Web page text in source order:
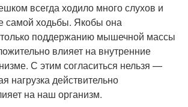
всегда ходило много слухов и
самой ходьбы. Якобы она
только поддержанию мышечной массы
влияет на внутренние
С этим согласиться нельзя —
нагрузка действительно
на наш организм.